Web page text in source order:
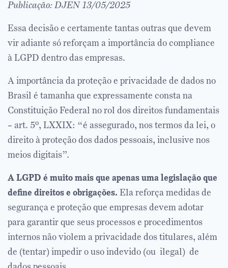
Publicação: DJEN 13/05/2025
Essa decisão e certamente tantas outras que devem
vir adiante só reforçam a importância do compliance
à LGPD dentro das empresas.
A importância da proteção e privacidade de dados no
Brasil é tamanha que expressamente consta na
Constituição Federal no rol dos direitos fundamentais
– art. 5º, LXXIX: “é assegurado, nos termos da lei, o
direito à proteção dos dados pessoais, inclusive nos
meios digitais”.
A LGPD é muito mais que apenas uma legislação que
define direitos e obrigações. Ela reforça medidas de
segurança e proteção que empresas devem adotar
para garantir que seus processos e procedimentos
internos não violem a privacidade dos titulares, além
de (tentar) impedir o uso indevido (ou ilegal) de